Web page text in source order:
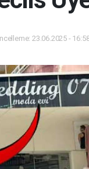
23.06.2025 -